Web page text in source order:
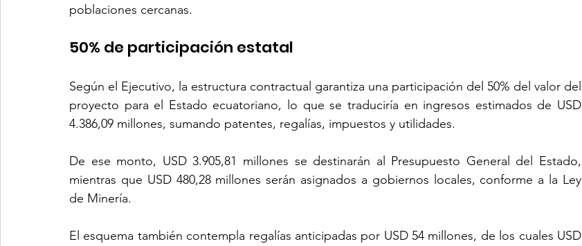
poblaciones cercanas.
50% de participación estatal
Según el Ejecutivo, la estructura contractual garantiza una participación del 50% del valor del
proyecto para el Estado ecuatoriano, lo que se traduciría en ingresos estimados de USD
4.386,09 millones, sumando patentes, regalías, impuestos y utilidades.
De ese monto, USD 3.905,81 millones se destinarán al Presupuesto General del Estado,
mientras que USD 480,28 millones serán asignados a gobiernos locales, conforme a la Ley
de Minería.
El esquema también contempla regalías anticipadas por USD 54 millones, de los cuales USD